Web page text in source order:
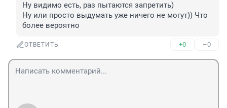
Ну видимо есть, раз пытаются запретить)
Ну или просто выдумать уже ничего не могут)) Что
более вероятно
ОТВЕТИТЬ +0 –0